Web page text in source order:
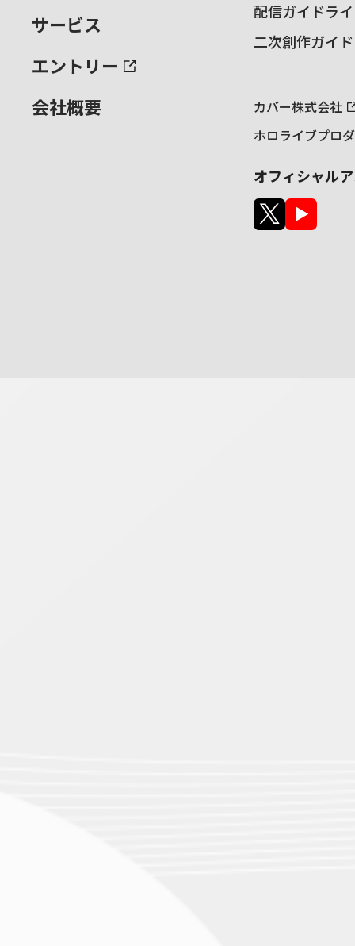
サービス
エントリー
会社概要
配信ガイドラ
二次創作ガイ
カバー株式会社
ホロライブプロ
オフィシャル